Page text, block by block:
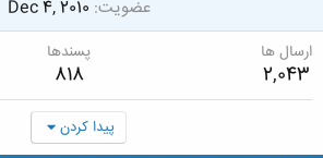
عضویت Dec 4, 2010
ارسال ها
2,043
پسندها
818
پیدا کردن